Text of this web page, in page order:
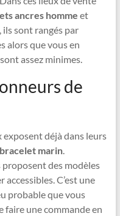
ancres homme et
sont rangés par
alors que vous en
assez minimes.
de
déjà dans leurs
bracelet marin.
des modèles
accessibles. C’est une
probable que vous
faire une commande en